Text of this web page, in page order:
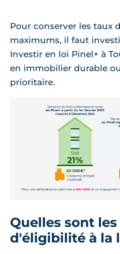
Pour conserver les taux
maximums, il faut
Investir en loi Pinel+ à
en immobilier durable
prioritaire.
Quelles sont
d'éligibilité à la